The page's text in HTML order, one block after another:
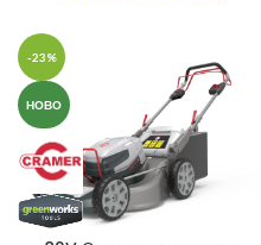
-23%
НОВО